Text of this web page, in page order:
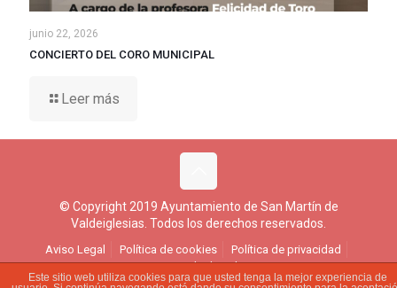
junio 22, 2026
CONCIERTO DEL CORO MUNICIPAL
Leer más
© Copyright 2019 Ayuntamiento de San Martín de
Valdeiglesias. Todos los derechos reservados.
Aviso Legal Política de cookies
Política de privacidad
Ejercicio de derechos
Este sitio web utiliza cookies para que usted tenga la mejor experiencia de